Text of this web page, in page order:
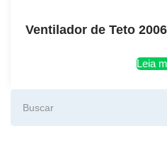
Ventilador de Teto
Leia